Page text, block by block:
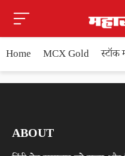
Home MCX Gold स्टॉक
ABOUT